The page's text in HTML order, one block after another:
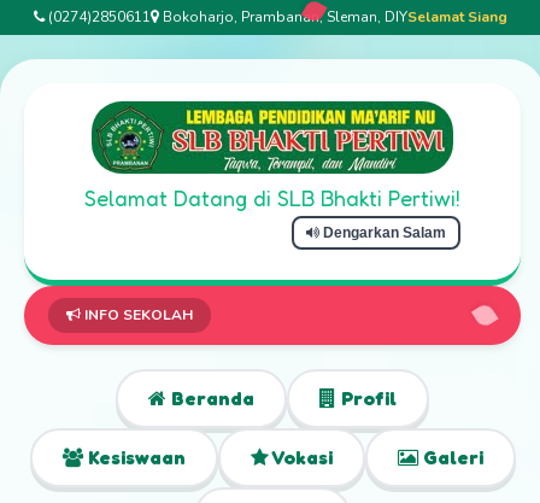
(0274)2850611 Bokoharjo, Prambanan, Sleman, DIYSelamat Siang
Selamat Datang di SLB Bhakti Pertiwi!
Dengarkan Salam
INFO SEKOLAH
Beranda Profil
Kesiswaan Vokasi Galeri